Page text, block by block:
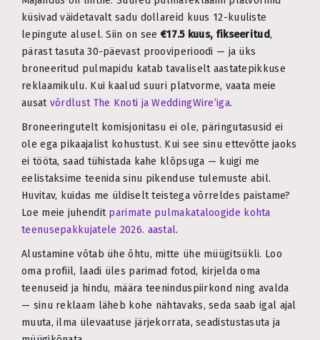
küsivad väidetavalt sadu dollareid kuus 12-kuuliste
lepingute alusel. Siin on see€17.5 kuus, fikseeritud,
pärast tasuta 30-päevast prooviperioodi — ja üks
broneeritud pulmapidu katab tavaliselt aastatepikkuse
reklaamikulu. Kui kaalud suuri platvorme, vaata meie
ausat võrdlust The Knoti ja WeddingWire’iga.
Broneeringutelt komisjonitasu ei ole, päringutasusid ei
ole ega pikaajalist kohustust. Kui see sinu ettevõtte jaoks
ei tööta, saad tühistada kahe klõpsuga — kuigi me
eelistaksime teenida sinu pikenduse tulemuste abil.
Huvitav, kuidas me üldiselt teistega võrreldes paistame?
Loe meie juhendit parimate pulmakataloogide kohta
teenusepakkujatele 2026. aastal.
Alustamine võtab ühe õhtu, mitte ühe müügitsükli. Loo
oma profiil, laadi üles parimad fotod, kirjelda oma
teenuseid ja hindu, määra teeninduspiirkond ning avalda
— sinu reklaam läheb kohe nähtavaks, seda saab igal ajal
muuta, ilma ülevaatuse järjekorrata, seadistustasuta ja